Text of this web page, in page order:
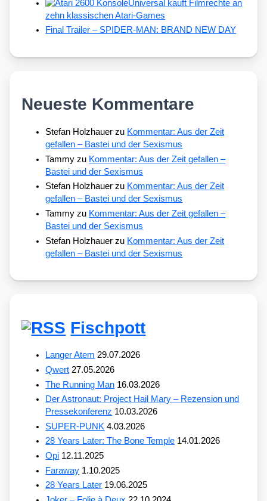
Universal kauft Filmrechte an
zehn klassischen Atari-Games
Final Trailer – SPIDER-MAN: BRAND NEW DAY
Neueste Kommentare
Stefan Holzhauer zu Kommentar: Aus der Zeit
gefallen – Bastei und der Sexismus
Tammy zu Kommentar: Aus der Zeit gefallen –
Bastei und der Sexismus
Stefan Holzhauer zu Kommentar: Aus der Zeit
gefallen – Bastei und der Sexismus
Tammy zu Kommentar: Aus der Zeit gefallen –
Bastei und der Sexismus
Stefan Holzhauer zu Kommentar: Aus der Zeit
gefallen – Bastei und der Sexismus
Fischpott
Langer Atem 29.07.2026
Qwert 27.05.2026
The Running Man 16.03.2026
Der Astronaut: Project Hail Mary – Rezension und
Pressekonferenz 10.03.2026
SUPER-PUNK 4.03.2026
28 Years Later: The Bone Temple 14.01.2026
Opi 12.11.2025
Faraway 1.10.2025
28 Years Later 19.06.2025